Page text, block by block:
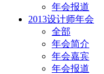
年会报道
2013设计师年会
全部
年会简介
年会嘉宾
年会报道